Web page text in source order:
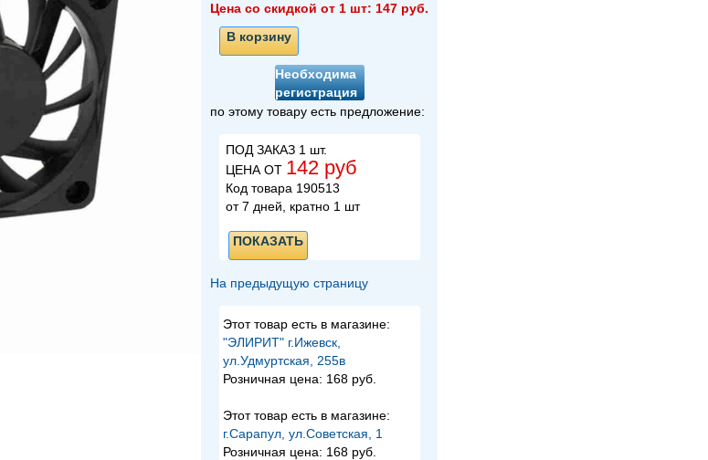
Цена со скидкой от 1 шт: 147 руб.
В корзину
Необходима
регистрация
по этому товару есть предложение:
ПОД ЗАКАЗ 1 шт.
ЦЕНА ОТ 142 руб
Код товара 190513
от 7 дней, кратно 1 шт
ПОКАЗАТЬ
На предыдущую страницу
Этот товар есть в магазине:
"ЭЛИРИТ" г.Ижевск,
ул.Удмуртская, 255в
Розничная цена: 168 руб.
Этот товар есть в магазине:
г.Сарапул, ул.Советская, 1
Розничная цена: 168 руб.